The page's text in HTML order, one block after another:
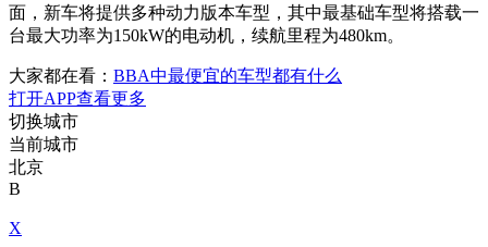
面，新车将提供多种动力版本车型，其中最基础车型将搭载一
台最大功率为150kW的电动机，续航里程为480km。
大家都在看： BBA中最便宜的车型都有什么
打开APP查看更多
切换城市
当前城市
北京
B
X